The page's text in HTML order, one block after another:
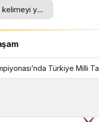
Türkiye Milli